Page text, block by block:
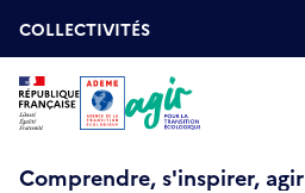
auOUVRIR
LE
MENU
ESPACE
COLLECTIVITÉS
Comprendre, s'inspirer, agir